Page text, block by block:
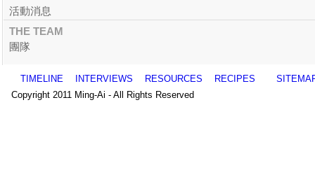
活動消息
THE TEAM
團隊
TIMELINE INTERVIEWS RESOURCES RECIPES
Copyright 2011 Ming-Ai - All Rights Reserved